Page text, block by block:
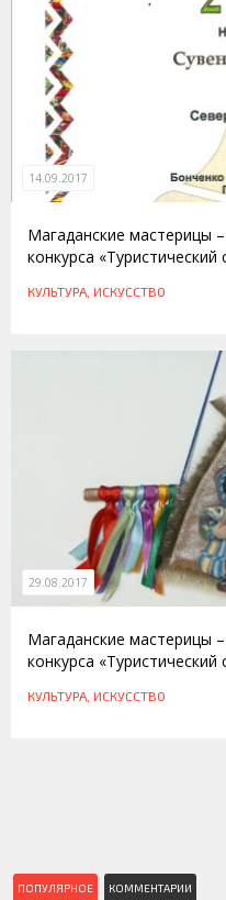
14.09.2017
Магаданские мастерицы
конкурса «Туристический
КУЛЬТУРА, ИСКУССТВО
29.08.2017
Магаданские мастерицы
конкурса «Туристический
КУЛЬТУРА, ИСКУССТВО
ПОПУЛЯРНОЕ КОММЕНТАРИИ